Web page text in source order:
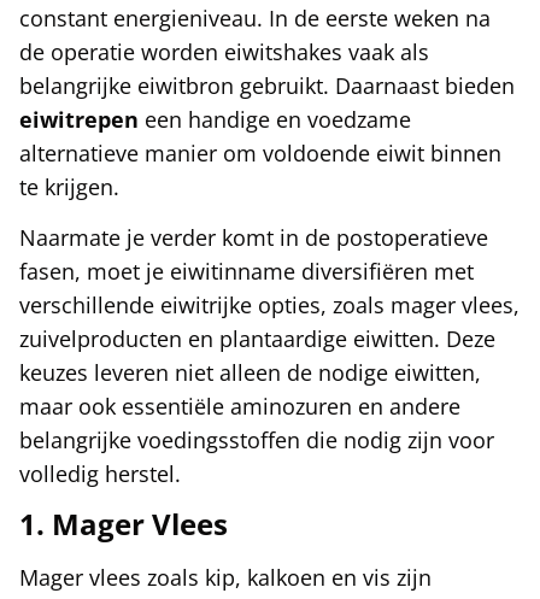
constant energieniveau. In de eerste weken na
de operatie worden eiwitshakes vaak als
belangrijke eiwitbron gebruikt. Daarnaast bieden
eiwitrepen een handige en voedzame
alternatieve manier om voldoende eiwit binnen
te krijgen.
Naarmate je verder komt in de postoperatieve
fasen, moet je eiwitinname diversifiëren met
verschillende eiwitrijke opties, zoals mager vlees,
zuivelproducten en plantaardige eiwitten. Deze
keuzes leveren niet alleen de nodige eiwitten,
maar ook essentiële aminozuren en andere
belangrijke voedingsstoffen die nodig zijn voor
volledig herstel.
1. Mager Vlees
Mager vlees zoals kip, kalkoen en vis zijn